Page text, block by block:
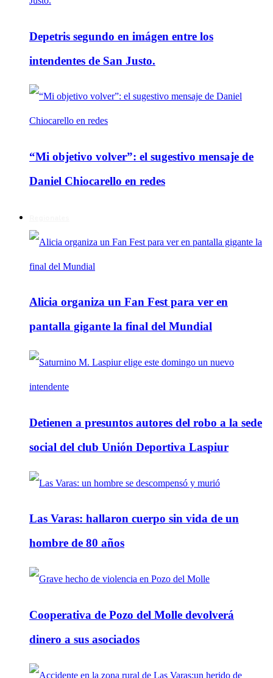
Depetris segundo en imágen entre los
intendentes de San Justo.
“Mi objetivo volver”: el sugestivo mensaje de
Daniel Chiocarello en redes
Alicia organiza un Fan Fest para ver en
pantalla gigante la final del Mundial
Detienen a presuntos autores del robo a la sede
social del club Unión Deportiva Laspiur
Las Varas: hallaron cuerpo sin vida de un
hombre de 80 años
Cooperativa de Pozo del Molle devolverá
dinero a sus asociados